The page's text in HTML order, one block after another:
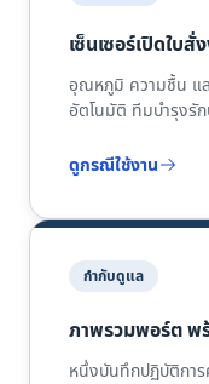
เซ็นเซอร์เปิดใบสั่
อุณหภูมิ ความชื้น แล
อัตโนมัติ ทีมบำรุงรั
ดูกรณีใช้งาน
กำกับดูแล
ภาพรวมพอร์ต พ
หนึ่งบันทึกปฏิบัติกา